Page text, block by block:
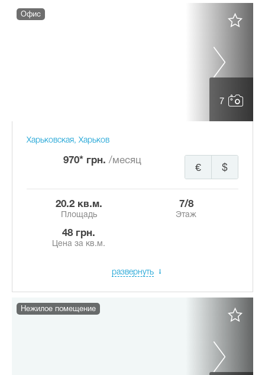
7
Офис
Харьковская, Харьков
970* грн. /месяц
$
€
20.2 кв.м.
Площадь
7/8
Этаж
48 грн.
Цена за кв.м.
развернуть
Нежилое помещение